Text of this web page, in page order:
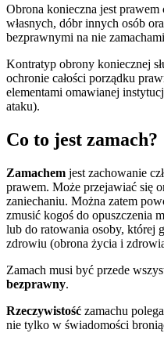
Obrona konieczna jest
własnych, dóbr innych osób
bezprawnymi na nie
Kontratyp obrony koniecznej
ochronie całości porządku
elementami omawianej
ataku).
Co to jest zamach?
Zamachem jest zachowanie
prawem. Może przejawiać się
zaniechaniu. Można zatem
zmusić kogoś do opuszczenia
lub do ratowania osoby, której
zdrowiu (obrona życia i
Zamach musi być przede
bezprawny.
Rzeczywistość zamachu
nie tylko w świadomości